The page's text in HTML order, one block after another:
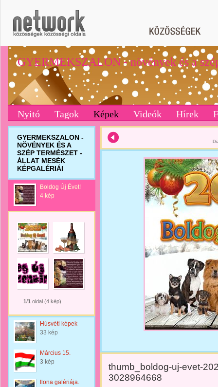
GYERMEKSZALON - növények és a
Nyitó Tagok Képek Videók Hírek
GYERMEKSZALON -
NÖVÉNYEK ÉS A
SZÉP TERMÉSZET -
ÁLLAT MESÉK
KÉPGALÉRIÁI
Boldog Új Évet!
4 kép
1/1 oldal (4 kép)
Húsvéti képek
33 kép
Március 15.
3 kép
Ilona galériája.
thumb_boldog-uj-evet-
3028964668